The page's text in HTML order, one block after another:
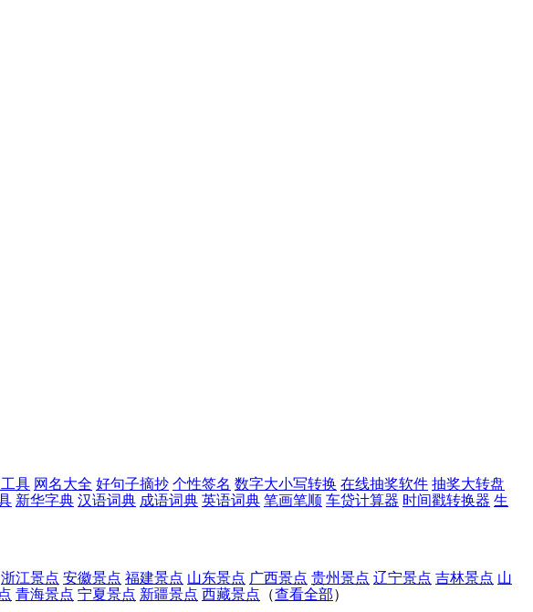
具 网名大全 好句子摘抄 个性签名 数字大小写转换 在线抽奖软件 抽奖大转盘
新华字典 汉语词典 成语词典 英语词典 笔画笔顺 车贷计算器 时间戳转换器 生
浙江景点 安徽景点 福建景点 山东景点 广西景点 贵州景点 辽宁景点 吉林景点 山
青海景点 宁夏景点 新疆景点 西藏景点 （查看全部）